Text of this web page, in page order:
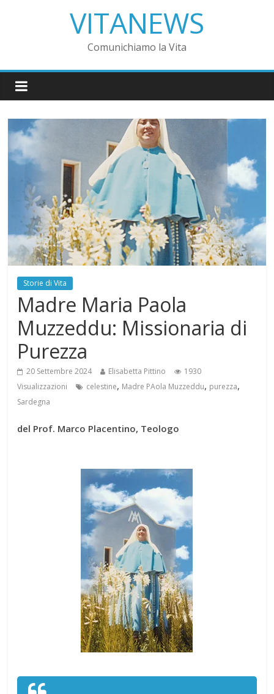
VITANEWS
Comunichiamo la Vita
Storie di Vita
Madre Maria Paola
Muzzeddu: Missionaria di
Purezza
20 Settembre 2024 Elisabetta Pittino
1930
Visualizzazioni
celestine, Madre PAola Muzzeddu, purezza,
Sardegna
del Prof. Marco Placentino, Teologo